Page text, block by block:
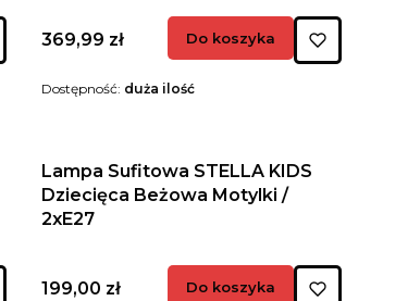
Cena
369,99 zł Do koszyka
Dostępność: duża ilość
Lampa Sufitowa STELLA KIDS
Dziecięca Beżowa Motylki /
2xE27
Cena
199,00 zł Do koszyka